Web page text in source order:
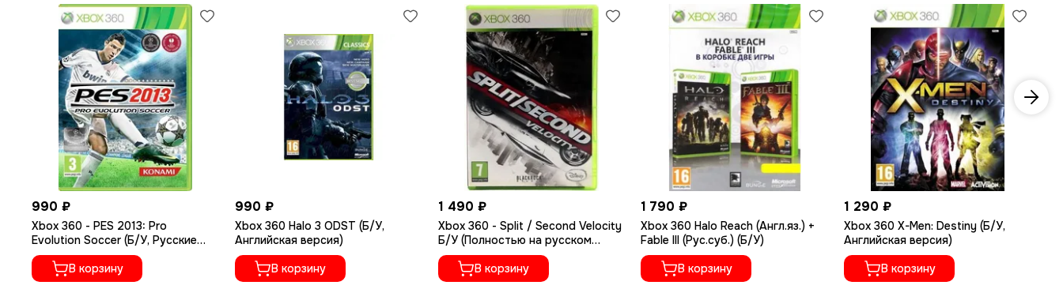
990 ₽
Xbox 360 - PES 2013: Pro
Evolution Soccer (Б/У, Русские
субтитры)
В корзину
990 ₽
Xbox 360 Halo 3 ODST (Б/У,
Английская версия)
В корзину
1 490 ₽
Xbox 360 - Split / Second Velocity
Б/У (Полностью на русском
языке)
В корзину
1 790 ₽
Xbox 360 Halo Reach (Англ.яз.) +
Fable III (Рус.суб.) (Б/У)
В корзину
1 290 ₽
Xbox 360 X-Men: Destiny (Б/У,
Английская версия)
В корзину